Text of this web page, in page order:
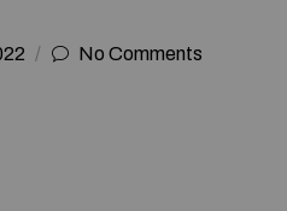
No Comments